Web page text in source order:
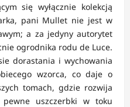
się wyłącznie kolekcją
pani Mullet nie jest w
a za jedyny autorytet
ogrodnika rodu de Luce.
dorastania i wychowania
wzorca, co daje o
tomach, gdzie rozwija
uszczerbki w toku